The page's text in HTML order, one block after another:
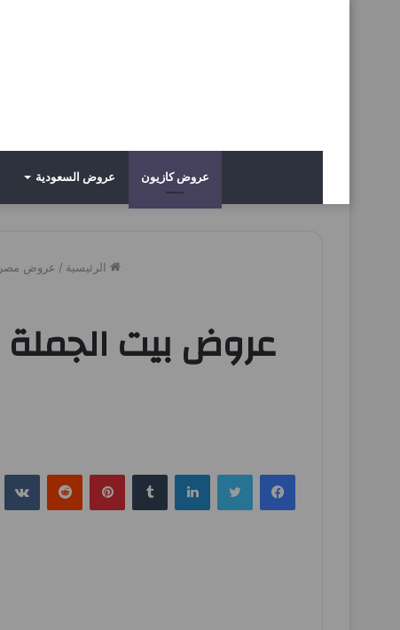
عروض كازيون عروض السعودية
الرئيسية / عروض مصر
فيسبوك تويتر لينكدإن بينتيريست